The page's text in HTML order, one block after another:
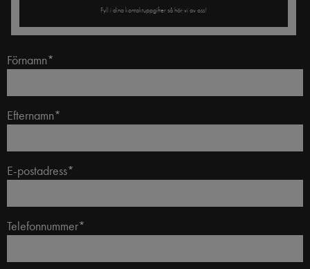
Fyll i dina kontaktuppgifter så hör vi av oss!
Förnamn*
Efternamn*
E-postadress*
Telefonnummer*